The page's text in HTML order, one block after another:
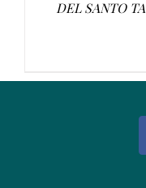
DEL SANTO